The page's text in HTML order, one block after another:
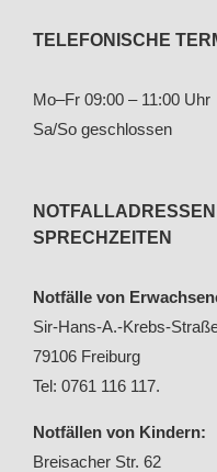
TELEFONISCHE
Mo–Fr 09:00 – 11:00 Uhr
Sa/So geschlossen
NOTFALLADRESSEN
PRECHZEITEN
Notfälle von
Sir-Hans-A.-Krebs-
79106 Freiburg
Tel: 0761 116 117.
Notfällen von Kindern:
Breisacher Str. 62